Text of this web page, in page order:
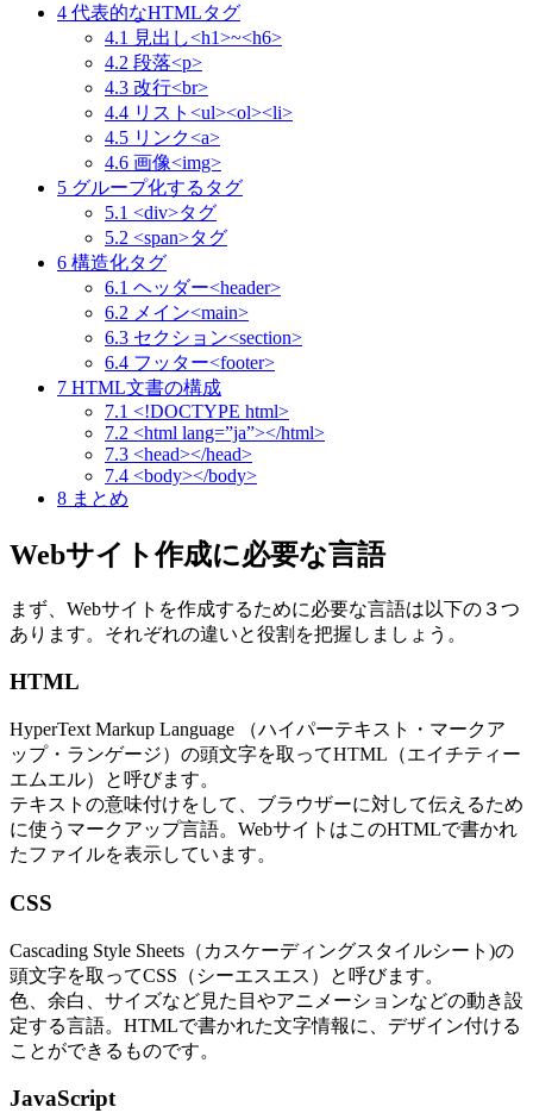
4 代表的なHTMLタグ
4.1 見出し<h1>~<h6>
4.2 段落<p>
4.3 改行<br>
4.4 リスト<ul><ol><li>
4.5 リンク<a>
4.6 画像<img>
5 グループ化するタグ
5.1 <div>タグ
5.2 <span>タグ
6 構造化タグ
6.1 ヘッダー<header>
6.2 メイン<main>
6.3 セクション<section>
6.4 フッター<footer>
7 HTML文書の構成
7.1 <!DOCTYPE html>
7.2 <html lang=”ja”></html>
7.3 <head></head>
7.4 <body></body>
8 まとめ
Webサイト作成に必要な言語
まず、Webサイトを作成するために必要な言語は以下の３つ
あります。それぞれの違いと役割を把握しましょう。
HTML
HyperText Markup Language （ハイパーテキスト・マークア
ップ・ランゲージ）の頭文字を取ってHTML（エイチティー
エムエル）と呼びます。
テキストの意味付けをして、ブラウザーに対して伝えるため
に使うマークアップ言語。WebサイトはこのHTMLで書かれ
たファイルを表示しています。
CSS
Cascading Style Sheets（カスケーディングスタイルシート)の
頭文字を取ってCSS（シーエスエス）と呼びます。
色、余白、サイズなど見た目やアニメーションなどの動き設
定する言語。HTMLで書かれた文字情報に、デザイン付ける
ことができるものです。
JavaScript